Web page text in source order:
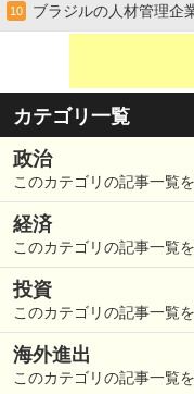
10 ブラジルの人材管理企
カテゴリ一覧
政治
このカテゴリの記事一覧
経済
このカテゴリの記事一覧
投資
このカテゴリの記事一覧
海外進出
このカテゴリの記事一覧